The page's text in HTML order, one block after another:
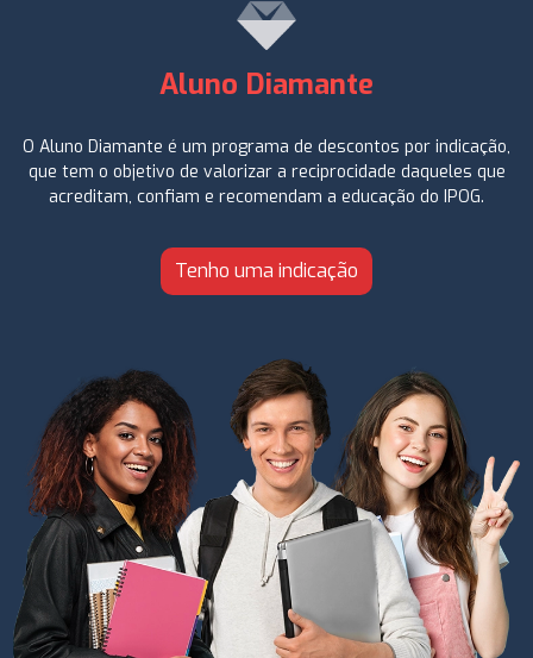
Aluno Diamante
O Aluno Diamante é um programa de descontos por indicação,
que tem o objetivo de valorizar a reciprocidade daqueles que
acreditam, confiam e recomendam a educação do IPOG.
Tenho uma indicação